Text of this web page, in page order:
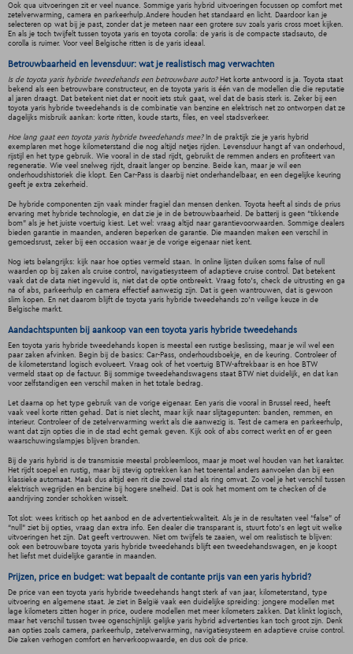
Ook qua uitvoeringen zit er veel nuance. Sommige yaris hybrid uitvoeringen focussen op comfort met
zetelverwarming, camera en parkeerhulp.Andere houden het standaard en licht. Daardoor kan je
selecteren op wat bij je past, zonder dat je meteen naar een grotere suv zoals yaris cross moet kijken.
En als je toch twijfelt tussen toyota yaris en toyota corolla: de yaris is de compacte stadsauto, de
corolla is ruimer. Voor veel Belgische ritten is de yaris ideaal.
Betrouwbaarheid en levensduur: wat je realistisch mag verwachten
Is de toyota yaris hybride tweedehands een betrouwbare auto?Het korte antwoord is ja. Toyota staat
bekend als een betrouwbare constructeur, en de toyota yaris is één van de modellen die die reputatie
al jaren draagt. Dat betekent niet dat er nooit iets stuk gaat, wel dat de basis sterk is. Zeker bij een
toyota yaris hybride tweedehands is de combinatie van benzine en elektrisch net zo ontworpen dat ze
dagelijks misbruik aankan: korte ritten, koude starts, files, en veel stadsverkeer.
Hoe lang gaat een toyota yaris hybride tweedehands mee?In de praktijk zie je yaris hybrid
exemplaren met hoge kilometerstand die nog altijd netjes rijden. Levensduur hangt af van onderhoud,
rijstijl en het type gebruik. Wie vooral in de stad rijdt, gebruikt de remmen anders en profiteert van
regeneratie. Wie veel snelweg rijdt, draait langer op benzine. Beide kan, maar je wil een
onderhoudshistoriek die klopt. Een Car-Pass is daarbij niet onderhandelbaar, en een degelijke keuring
geeft je extra zekerheid.
De hybride componenten zijn vaak minder fragiel dan mensen denken. Toyota heeft al sinds de prius
ervaring met hybride technologie, en dat zie je in de betrouwbaarheid. De batterij is geen “tikkende
bom” als je het juiste voertuig kiest. Let wel: vraag altijd naar garantievoorwaarden. Sommige dealers
bieden garantie in maanden, anderen beperken de garantie. Die maanden maken een verschil in
gemoedsrust, zeker bij een occasion waar je de vorige eigenaar niet kent.
Nog iets belangrijks: kijk naar hoe opties vermeld staan. In online lijsten duiken soms false of null
waarden op bij zaken als cruise control, navigatiesysteem of adaptieve cruise control. Dat betekent
vaak dat de data niet ingevuld is, niet dat de optie ontbreekt. Vraag foto’s, check de uitrusting en ga
na of abs, parkeerhulp en camera effectief aanwezig zijn. Dat is geen wantrouwen, dat is gewoon
slim kopen. En net daarom blijft de toyota yaris hybride tweedehands zo’n veilige keuze in de
Belgische markt.
Aandachtspunten bij aankoop van een toyota yaris hybride tweedehands
Een toyota yaris hybride tweedehands kopen is meestal een rustige beslissing, maar je wil wel een
paar zaken afvinken. Begin bij de basics: Car-Pass, onderhoudsboekje, en de keuring. Controleer of
de kilometerstand logisch evolueert. Vraag ook of het voertuig BTW-aftrekbaar is en hoe BTW
vermeld staat op de factuur. Bij sommige tweedehandswagens staat BTW niet duidelijk, en dat kan
voor zelfstandigen een verschil maken in het totale bedrag.
Let daarna op het type gebruik van de vorige eigenaar. Een yaris die vooral in Brussel reed, heeft
vaak veel korte ritten gehad. Dat is niet slecht, maar kijk naar slijtagepunten: banden, remmen, en
interieur. Controleer of de zetelverwarming werkt als die aanwezig is. Test de camera en parkeerhulp,
want dat zijn opties die in de stad echt gemak geven. Kijk ook of abs correct werkt en of er geen
waarschuwingslampjes blijven branden.
Bij de yaris hybrid is de transmissie meestal probleemloos, maar je moet wel houden van het karakter.
Het rijdt soepel en rustig, maar bij stevig optrekken kan het toerental anders aanvoelen dan bij een
klassieke automaat. Maak dus altijd een rit die zowel stad als ring omvat. Zo voel je het verschil tussen
elektrisch wegrijden en benzine bij hogere snelheid. Dat is ook het moment om te checken of de
aandrijving zonder schokken wisselt.
Tot slot: wees kritisch op het aanbod en de advertentiekwaliteit. Als je in de resultaten veel “false” of
“null” ziet bij opties, vraag dan extra info. Een dealer die transparant is, stuurt foto’s en legt uit welke
uitvoeringen het zijn. Dat geeft vertrouwen. Niet om twijfels te zaaien, wel om realistisch te blijven:
ook een betrouwbare toyota yaris hybride tweedehands blijft een tweedehandswagen, en je koopt
het liefst met duidelijke garantie in maanden.
Prijzen, price en budget: wat bepaalt de contante prijs van een yaris hybrid?
De price van een toyota yaris hybride tweedehands hangt sterk af van jaar, kilometerstand, type
uitvoering en algemene staat. Je ziet in België vaak een duidelijke spreiding: jongere modellen met
lage kilometers zitten hoger in price, oudere modellen met meer kilometers zakken. Dat klinkt logisch,
maar het verschil tussen twee ogenschijnlijk gelijke yaris hybrid advertenties kan toch groot zijn. Denk
aan opties zoals camera, parkeerhulp, zetelverwarming, navigatiesysteem en adaptieve cruise control.
Die zaken verhogen comfort en herverkoopwaarde, en dus ook de price.